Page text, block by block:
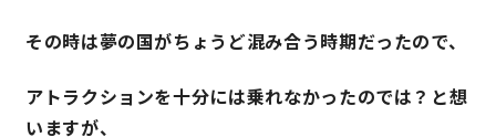
その時は夢の国がちょうど混み合う時期だったので、
アトラクションを十分には乗れなかったのでは？と想
いますが、